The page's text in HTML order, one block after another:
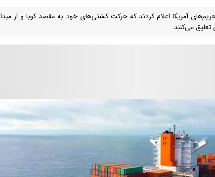
آمریکا اعلام کردند که حرکت کشتی‌های خود به مقصد کوبا و از مبدا
تعلیق می‌کنند.